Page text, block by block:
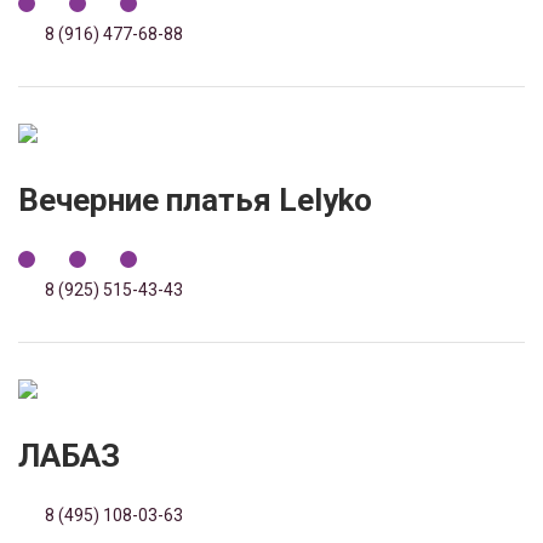
8 (916) 477-68-88
Вечерние платья Lelyko
8 (925) 515-43-43
ЛАБАЗ
8 (495) 108-03-63